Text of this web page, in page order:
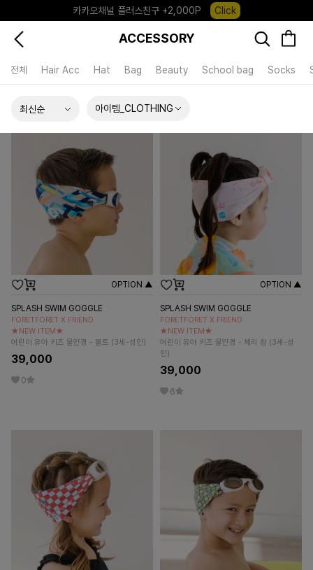
카카오채널 플러스친구 +2,000P
Click
포레포레 앱 다운로드 +3,000P
ACCESSORY
전체 Hair Acc Hat Bag Beauty School bag Socks
아이템_CLOTHING
OPTION ▲
SPLASH SWIM GOGGLE
FORETFORET X FRIEND
★NEW ITEM★
어린이 유아 키즈 물안경 - 볼트 (3세-성인)
39,000
0
OPTION ▲
SPLASH SWIM GOGGLE
FORETFORET X FRIEND
★NEW ITEM★
어린이 유아 키즈 물안경 - 체리 참 (3세-성
인)
39,000
6